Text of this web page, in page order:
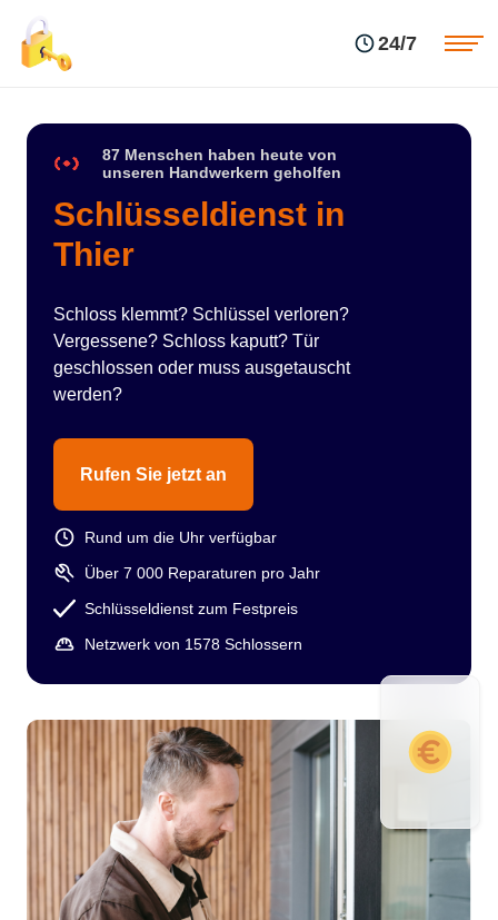
24/7
87 Menschen haben heute von
unseren Handwerkern geholfen
Schlüsseldienst in
Thier
Schloss klemmt? Schlüssel verloren?
Vergessene? Schloss kaputt? Tür
geschlossen oder muss ausgetauscht
werden?
Rufen Sie jetzt an
Rund um die Uhr verfügbar
Über 7 000 Reparaturen pro Jahr
Schlüsseldienst zum Festpreis
Netzwerk von 1578 Schlossern